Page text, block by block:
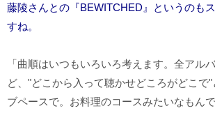
藤陵さんとの『BEWITCHED』というのも
すね。
「曲順はいつもいろいろ考えます。全アル
ど、"どこから入って聴かせどころがどこで
ブペースで。お料理のコースみたいなもん